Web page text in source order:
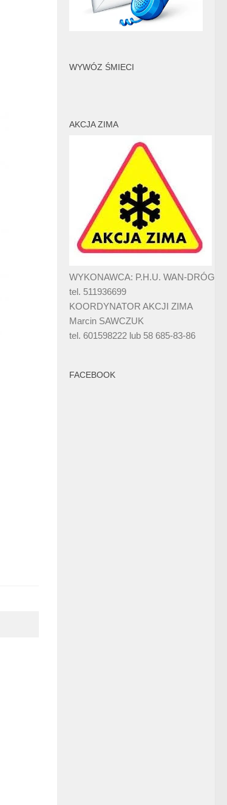
WYWÓZ ŚMIECI
AKCJA ZIMA
WYKONAWCA: P.H.U. WAN-DRÓG
tel. 511936699
KOORDYNATOR AKCJI ZIMA
Marcin SAWCZUK
tel. 601598222 lub 58 685-83-86
FACEBOOK